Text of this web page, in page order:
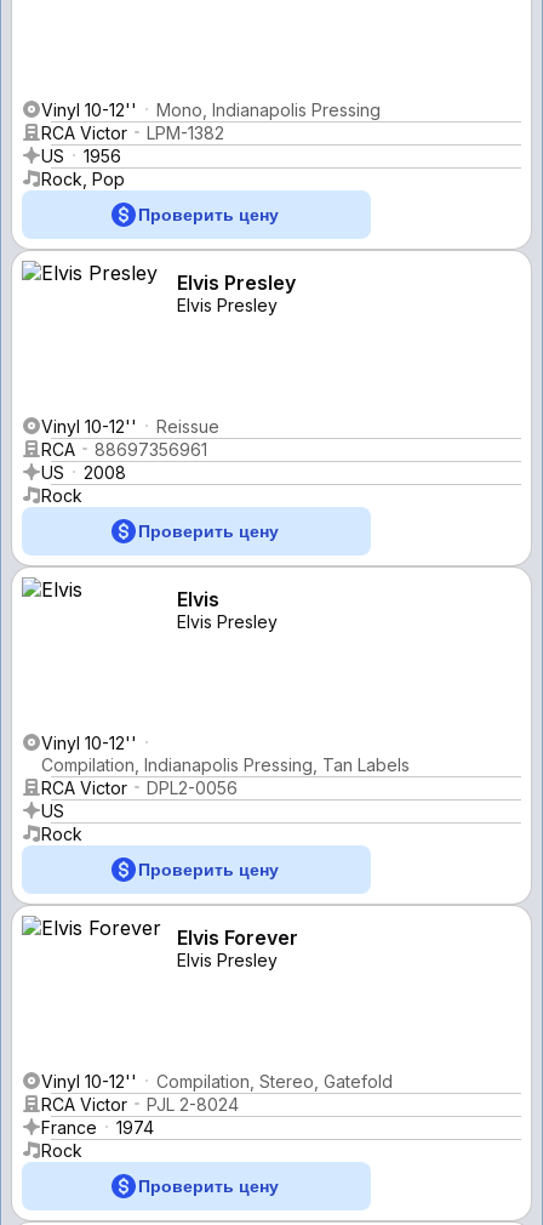
Vinyl 10-12''
Mono, Indianapolis Pressing
RCA Victor
LPM-1382
US
1956
Rock, Pop
Проверить цену
Elvis Presley
Elvis Presley
Vinyl 10-12''
Reissue
RCA
88697356961
US
2008
Rock
Проверить цену
Elvis
Elvis Presley
Vinyl 10-12''
Compilation, Indianapolis Pressing, Tan Labels
RCA Victor
DPL2-0056
US
Rock
Проверить цену
Elvis Forever
Elvis Presley
Vinyl 10-12''
Compilation, Stereo, Gatefold
RCA Victor
PJL 2-8024
France
1974
Rock
Проверить цену